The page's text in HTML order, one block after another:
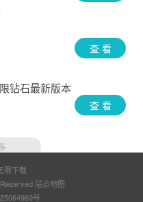
查 看
钻石最新版本
查 看
限下载
站点地图
号